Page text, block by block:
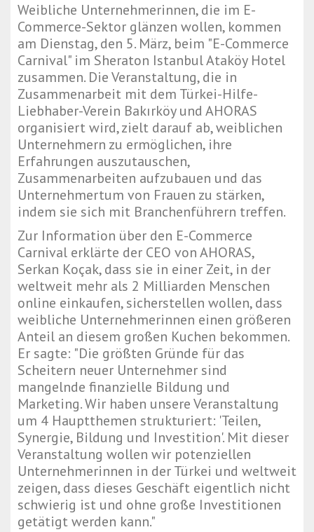
Weibliche Unternehmerinnen, die im E-
Commerce-Sektor glänzen wollen, kommen
am Dienstag, den 5. März, beim "E-Commerce
Carnival" im Sheraton Istanbul Ataköy Hotel
zusammen. Die Veranstaltung, die in
Zusammenarbeit mit dem Türkei-Hilfe-
Liebhaber-Verein Bakırköy und AHORAS
organisiert wird, zielt darauf ab, weiblichen
Unternehmern zu ermöglichen, ihre
Erfahrungen auszutauschen,
Zusammenarbeiten aufzubauen und das
Unternehmertum von Frauen zu stärken,
indem sie sich mit Branchenführern treffen.
Zur Information über den E-Commerce
Carnival erklärte der CEO von AHORAS,
Serkan Koçak, dass sie in einer Zeit, in der
weltweit mehr als 2 Milliarden Menschen
online einkaufen, sicherstellen wollen, dass
weibliche Unternehmerinnen einen größeren
Anteil an diesem großen Kuchen bekommen.
Er sagte: "Die größten Gründe für das
Scheitern neuer Unternehmer sind
mangelnde finanzielle Bildung und
Marketing. Wir haben unsere Veranstaltung
um 4 Hauptthemen strukturiert: 'Teilen,
Synergie, Bildung und Investition'. Mit dieser
Veranstaltung wollen wir potenziellen
Unternehmerinnen in der Türkei und weltweit
zeigen, dass dieses Geschäft eigentlich nicht
schwierig ist und ohne große Investitionen
getätigt werden kann."